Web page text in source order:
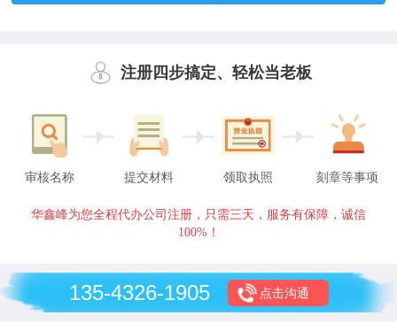
注册四步搞定、轻松当老板
审核名称 提交材料 领取执照 刻章等事项
华鑫峰为您全程代办公司注册，只需三天，服务有保障，诚信
100%！
135-4326-1905 点击沟通